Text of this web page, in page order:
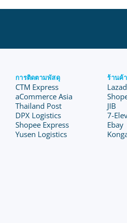
การติดตามพัสดุ
CTM Express
aCommerce Asia
Thailand Post
DPX Logistics
Shopee Express
Yusen Logistics
ร้านค้า
JIB
7-
Ebay